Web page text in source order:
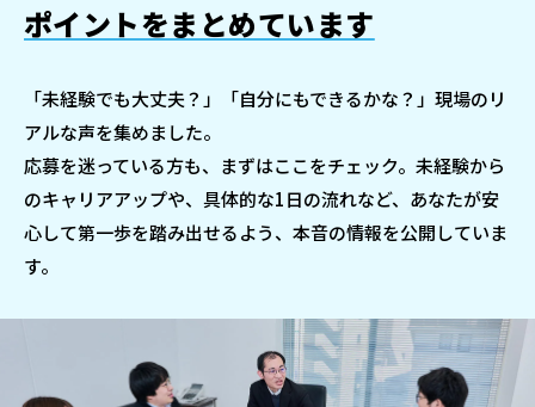
ポイントをまとめています
「未経験でも大丈夫？」「自分にもできるかな？」現場のリ
アルな声を集めました。
応募を迷っている方も、まずはここをチェック。未経験から
のキャリアアップや、具体的な1日の流れなど、あなたが安
心して第一歩を踏み出せるよう、本音の情報を公開していま
す。